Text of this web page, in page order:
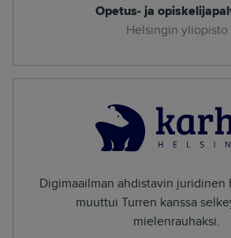
Opetus- ja
Helsingin yliopisto
Digimaailman ahdistavin juridinen
muuttui Turren kanssa
mielenrauhaksi.